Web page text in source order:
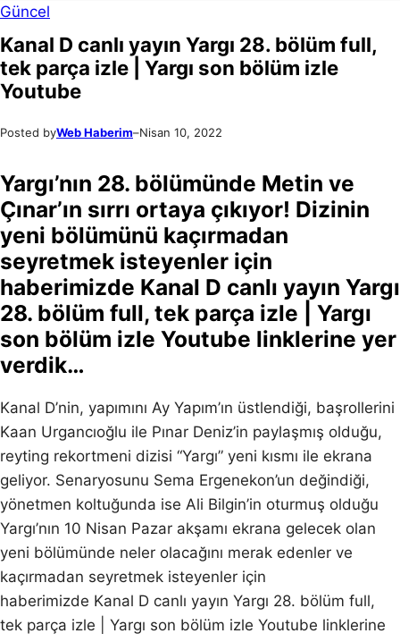
Güncel
Kanal D canlı yayın Yargı 28. bölüm full,
tek parça izle | Yargı son bölüm izle
Youtube
Posted byWeb Haberim–Nisan 10, 2022
Yargı’nın 28. bölümünde Metin ve
Çınar’ın sırrı ortaya çıkıyor! Dizinin
yeni bölümünü kaçırmadan
seyretmek isteyenler için
haberimizde Kanal D canlı yayın Yargı
28. bölüm full, tek parça izle | Yargı
son bölüm izle Youtube linklerine yer
verdik…
Kanal D’nin, yapımını Ay Yapım’ın üstlendiği, başrollerini
Kaan Urgancıoğlu ile Pınar Deniz’in paylaşmış olduğu,
reyting rekortmeni dizisi “Yargı” yeni kısmı ile ekrana
geliyor. Senaryosunu Sema Ergenekon’un değindiği,
yönetmen koltuğunda ise Ali Bilgin’in oturmuş olduğu
Yargı’nın 10 Nisan Pazar akşamı ekrana gelecek olan
yeni bölümünde neler olacağını merak edenler ve
kaçırmadan seyretmek isteyenler için
haberimizde Kanal D canlı yayın Yargı 28. bölüm full,
tek parça izle | Yargı son bölüm izle Youtube linklerine